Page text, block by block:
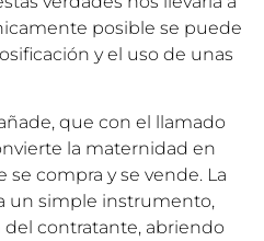
posible se puede
y el uso de unas
que con el llamado
la maternidad en
compra y se vende. La
un simple instrumento,
del contratante, abriendo